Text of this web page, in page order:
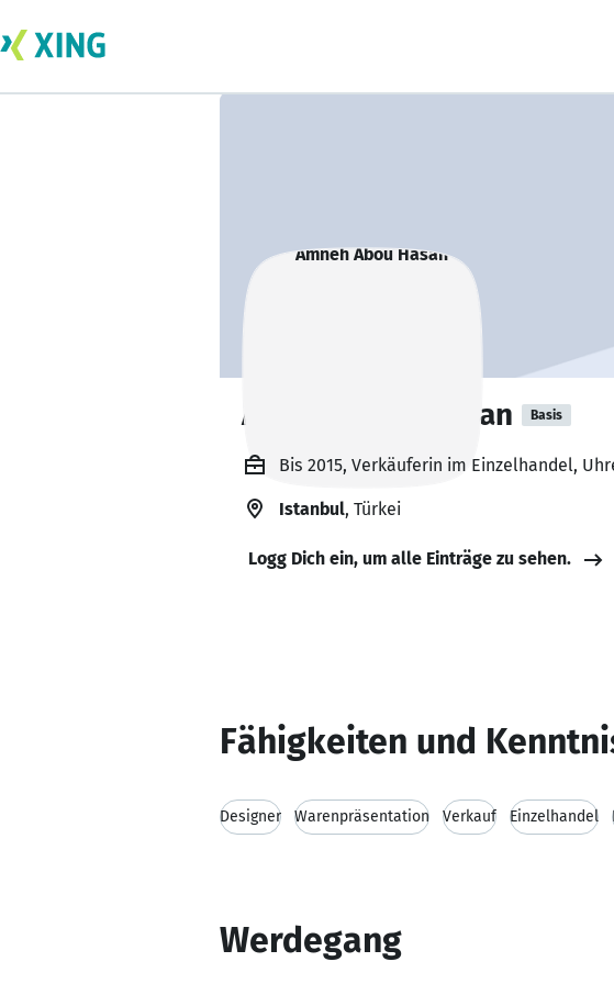
Amneh Abou Hasan Basis
Bis 2015, Verkäuferin im Einzelhandel,
Istanbul, Türkei
Logg Dich ein, um alle Einträge zu sehen.
Fähigkeiten und
Designer Warenpräsentation Verkauf Einzelhandel
Werdegang